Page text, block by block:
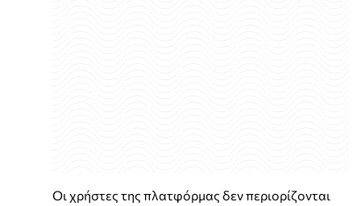
Οι χρήστες της πλατφόρμας δεν περιορίζονται